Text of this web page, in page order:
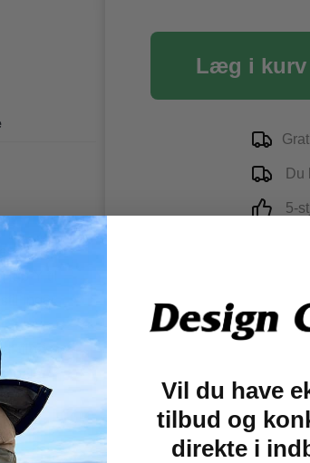
stil og
Y til
tilpasse
Læg i kurv
Du
5-
Vil du have
tilbud og
direkte i